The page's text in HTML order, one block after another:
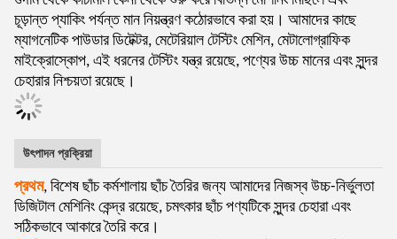
চূড়ান্ত প্যাকিং পর্যন্ত মান নিয়ন্ত্রণ কঠোরভাবে করা হয়। আমাদের কাছে
ম্যাগনেটিক পাউডার ডিটেক্টর, মেটেরিয়াল টেস্টিং মেশিন, মেটালোগ্রাফিক
মাইক্রোস্কোপ, এই ধরনের টেস্টিং যন্ত্র রয়েছে, পণ্যের উচ্চ মানের এবং সুন্দর
চেহারার নিশ্চয়তা রয়েছে।
উৎপাদন প্রক্রিয়া
প্রথম, বিশেষ ছাঁচ কর্মশালায় ছাঁচ তৈরির জন্য আমাদের নিজস্ব উচ্চ-নির্ভুলতা
ডিজিটাল মেশিনিং কেন্দ্র রয়েছে, চমৎকার ছাঁচ পণ্যটিকে সুন্দর চেহারা এবং
সঠিকভাবে আকারে তৈরি করে।